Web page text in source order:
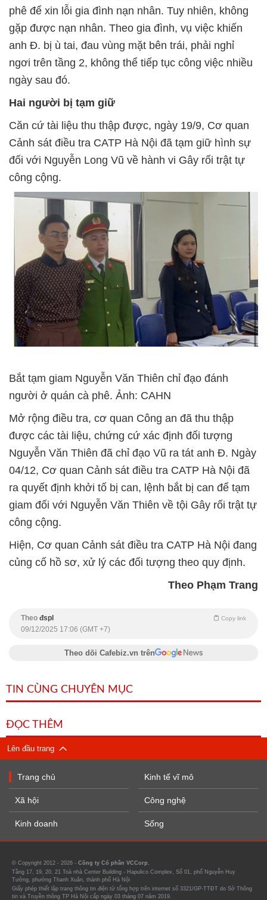
phê để xin lỗi gia đình nạn nhân. Tuy nhiên, không
gặp được nạn nhân. Theo gia đình, vụ việc khiến
anh Đ. bị ù tai, đau vùng mặt bên trái, phải nghỉ
ngơi trên tầng 2, không thể tiếp tục công việc nhiều
ngày sau đó.
Hai người bị tạm giữ
Căn cứ tài liệu thu thập được, ngày 19/9, Cơ quan
Cảnh sát điều tra CATP Hà Nội đã tạm giữ hình sự
đối với Nguyễn Long Vũ về hành vi Gây rối trật tự
công cộng.
Bắt tạm giam Nguyễn Văn Thiên chỉ đạo đánh
người ở quán cà phê. Ảnh: CAHN
Mở rộng điều tra, cơ quan Công an đã thu thập
được các tài liệu, chứng cứ xác định đối tượng
Nguyễn Văn Thiên đã chỉ đạo Vũ ra tát anh Đ. Ngày
04/12, Cơ quan Cảnh sát điều tra CATP Hà Nội đã
ra quyết định khởi tố bị can, lệnh bắt bị can để tạm
giam đối với Nguyễn Văn Thiên về tội Gây rối trật tự
công cộng.
Hiện, Cơ quan Cảnh sát điều tra CATP Hà Nội đang
củng cố hồ sơ, xử lý các đối tượng theo quy định.
Theo Phạm Trang
Theo đspl Copy link
09/12/2025 17:06 (GMT +7)
Theo dõi Cafebiz.vn trên
TIN CÙNG CHUYÊN MỤC
ĐỌC THÊM
Lên đầu trang
Trang chủ
Xã hội
Kinh doanh
Kinh tế vĩ mô
Công nghệ
Sống
© Copyright 2012 - 2026 - Công ty Cổ phần VCCorp.
Tầng 17, 19, 20, 21 Toà nhà Center Building - Hapulico Complex, Số 01, phố Nguyễn Huy
Tưởng, phường Thanh Xuân, thành phố Hà Nội
Giấy phép thiết lập trang thông tin điện tử tổng hợp trên internet số 3321/GP-TTĐT do Sở Thông
tin và Truyền thông TP Hà Nội cấp ngày 03 tháng 07 năm 2019.